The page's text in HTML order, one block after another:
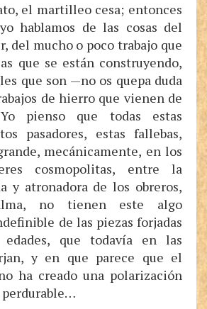
el martilleo cesa; entonces
hablamos de las cosas del
del mucho o poco trabajo que
que se están construyendo,
que son —no os quepa duda
de hierro que vienen de
pienso que todas estas
pasadores, estas fallebas,
mecánicamente, en los
cosmopolitas, entre la
y atronadora de los obreros,
no tienen este algo
de las piezas forjadas
que todavía en las
y en que parece que el
ha creado una polarización